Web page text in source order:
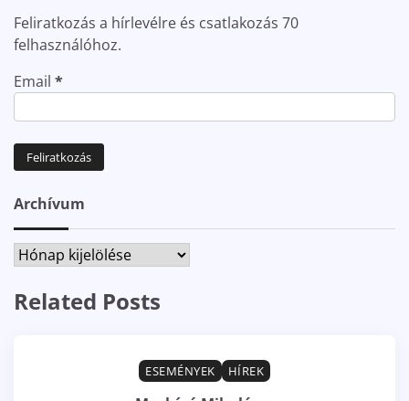
Feliratkozás a hírlevélre és csatlakozás 70
felhasználóhoz.
Email *
Archívum
Archívum
Related Posts
ESEMÉNYEK HÍREK